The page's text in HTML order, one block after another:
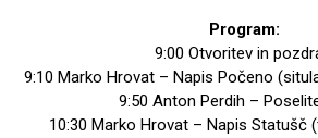
Program:
9:00 Otvoritev in
9:10 Marko Hrovat – Napis Počeno
9:50 Anton Perdih –
10:30 Marko Hrovat – Napis Statušč